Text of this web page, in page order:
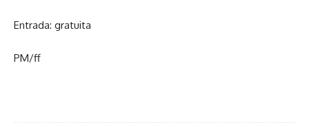
Entrada: gratuita
PM/ff